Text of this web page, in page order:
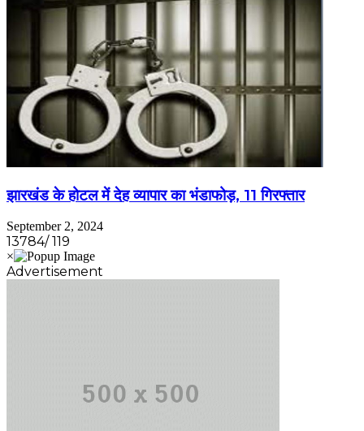
झारखंड के होटल में देह व्यापार का भंडाफोड़, 11 गिरफ्तार
September 2, 2024
13784/ 119
Advertisement